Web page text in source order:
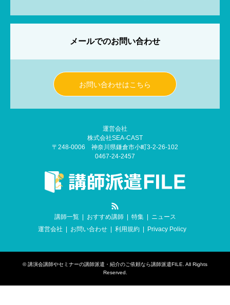
メールでのお問い合わせ
お問い合わせはこちら
運営会社
株式会社SEA-CAST
〒248-0006 神奈川県鎌倉市小町3-2-26-102
0467-24-2457
講師一覧
おすすめ講師 特集
ニュース
運営会社
お問い合わせ 利用規約 Privacy Policy
©講演会講師やセミナーの講師派遣・紹介のご依頼なら講師派遣FILE . All Rights
Reserved.